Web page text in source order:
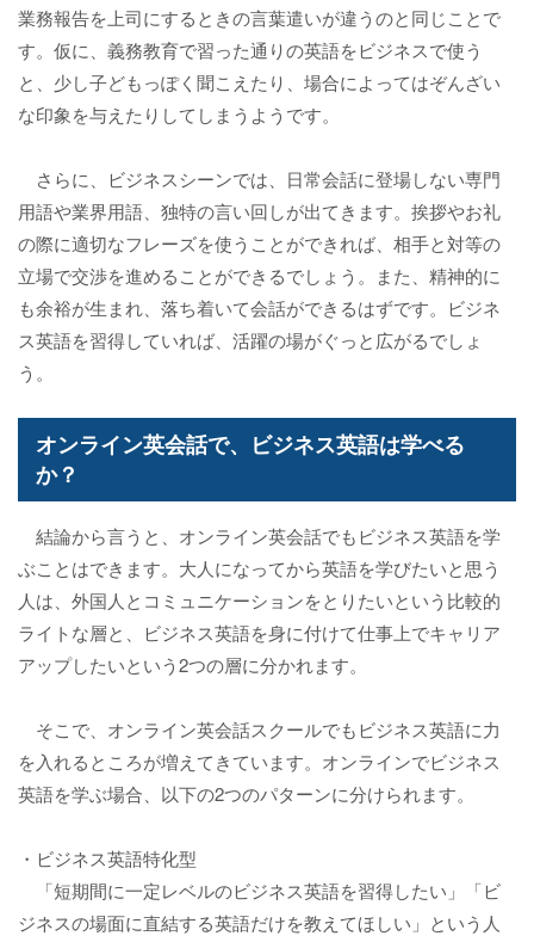
業務報告を上司にするときの言葉遣いが違うのと同じことで
す。仮に、義務教育で習った通りの英語をビジネスで使う
と、少し子どもっぽく聞こえたり、場合によってはぞんざい
な印象を与えたりしてしまうようです。
さらに、ビジネスシーンでは、日常会話に登場しない専門
用語や業界用語、独特の言い回しが出てきます。挨拶やお礼
の際に適切なフレーズを使うことができれば、相手と対等の
立場で交渉を進めることができるでしょう。また、精神的に
も余裕が生まれ、落ち着いて会話ができるはずです。ビジネ
ス英語を習得していれば、活躍の場がぐっと広がるでしょ
う。
オンライン英会話で、ビジネス英語は学べる
か？
結論から言うと、オンライン英会話でもビジネス英語を学
ぶことはできます。大人になってから英語を学びたいと思う
人は、外国人とコミュニケーションをとりたいという比較的
ライトな層と、ビジネス英語を身に付けて仕事上でキャリア
アップしたいという2つの層に分かれます。
そこで、オンライン英会話スクールでもビジネス英語に力
を入れるところが増えてきています。オンラインでビジネス
英語を学ぶ場合、以下の2つのパターンに分けられます。
・ビジネス英語特化型
「短期間に一定レベルのビジネス英語を習得したい」「ビ
ジネスの場面に直結する英語だけを教えてほしい」という人